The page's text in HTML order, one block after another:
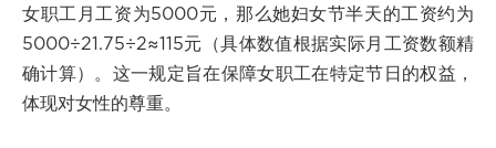
女职工月工资为5000元，那么她妇女节半天的工资约为
5000÷21.75÷2≈115元（具体数值根据实际月工资数额精
确计算）。这一规定旨在保障女职工在特定节日的权益，
体现对女性的尊重。